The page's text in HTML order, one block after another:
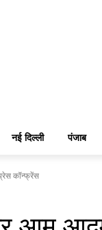
नई दिल्ली पंजाब
कॉन्फ्रेंस